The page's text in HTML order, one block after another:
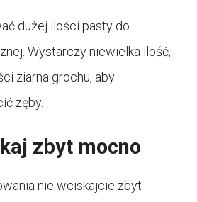
dużej ilości pasty do
Wystarczy niewielka ilość,
ziarna grochu, aby
zęby.
zbyt mocno
nie wciskajcie zbyt